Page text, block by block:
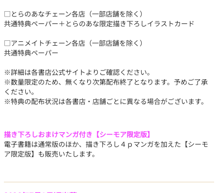
□とらのあなチェーン各店（一部店舗を除く）
共通特典ペーパー＋とらのあな限定描き下ろしイラストカード
□アニメイトチェーン各店（一部店舗を除く）
共通特典ペーパー
※詳細は各書店公式サイトよりご確認ください。
※数量限定のため、無くなり次第配布終了となります。予めご了承
ください。
※特典の配布状況は各書店・店舗ごとに異なる場合がございます。
描き下ろしおまけマンガ付き【シーモア限定版】
電子書籍は通常版のほか、描き下ろし４ｐマンガを加えた【シーモ
ア限定版】も販売いたします。